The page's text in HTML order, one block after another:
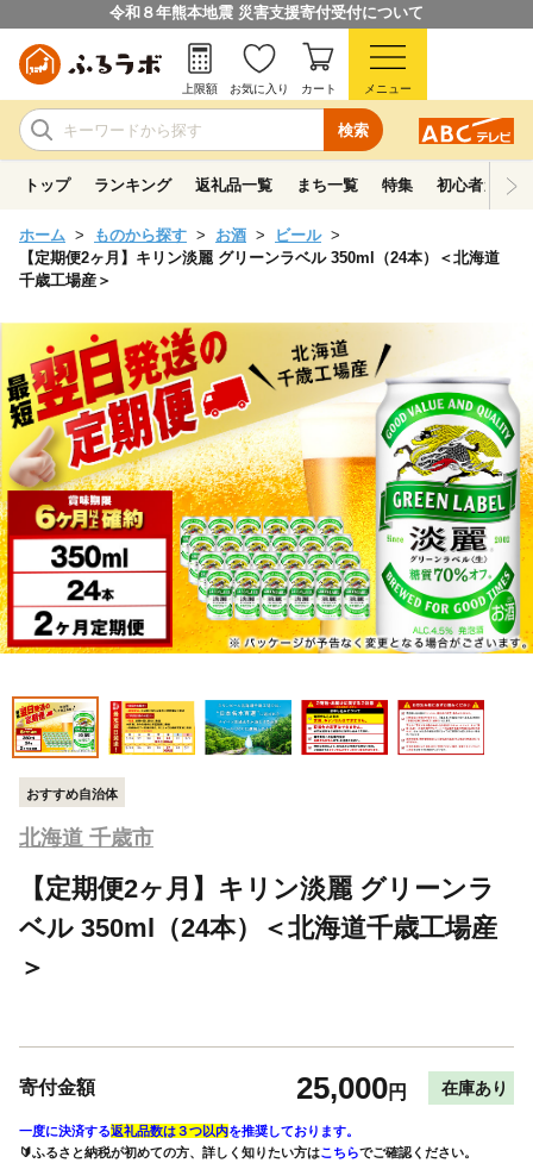
令和８年熊本地震 災害支援寄付受付について
検索
上限額 お気に入り カート メニュー
トップ ランキング 返礼品一覧 まち一覧 特集 初心者ガイド
ホーム ものから探す お酒
ビール
【定期便2ヶ月】キリン淡麗 グリーンラベル 350ml（24本）＜北海道
千歳工場産＞
おすすめ自治体
北海道 千歳市
【定期便2ヶ月】キリン淡麗 グリーンラ
ベル 350ml（24本）＜北海道千歳工場産
＞
寄付金額 25,000円 在庫あり
一度に決済する返礼品数は３つ以内を推奨しております。
🔰ふるさと納税が初めての方、詳しく知りたい方はこちらでご確認ください。